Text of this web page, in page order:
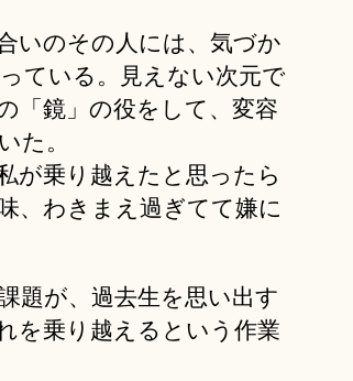
いのその人には、気づか
ている。見えない次元で
「鏡」の役をして、変容
た。
が乗り越えたと思ったら
、わきまえ過ぎてて嫌に
題が、過去生を思い出す
を乗り越えるという作業